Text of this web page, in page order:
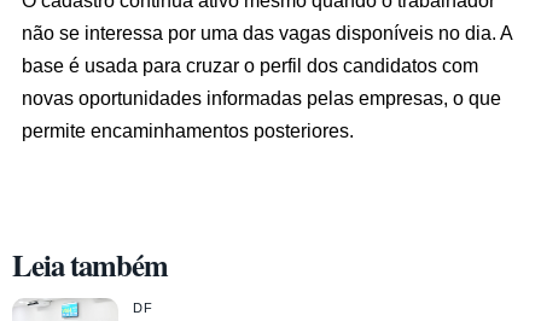
não se interessa por uma das vagas disponíveis no dia. A
base é usada para cruzar o perfil dos candidatos com
novas oportunidades informadas pelas empresas, o que
permite encaminhamentos posteriores.
Leia também
DF